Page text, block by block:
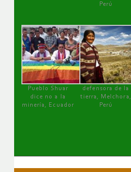
Perú
Pueblo Shuar
dice no a la
minería, Ecuador
defensora de la
tierra, Melchora,
Perú